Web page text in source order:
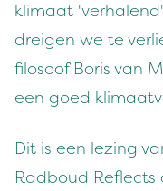
klimaat
dreigen we te
filosoof Boris van
een goed
Dit is een lezing
Radboud Reflects